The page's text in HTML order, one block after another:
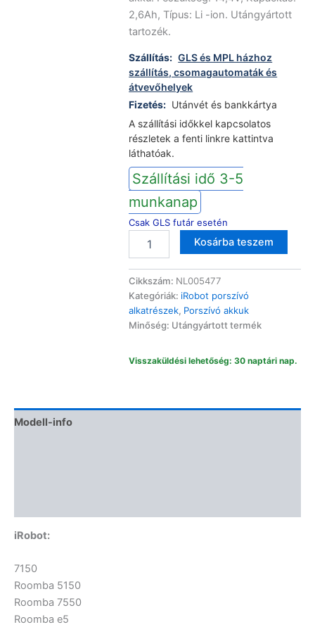
2,6Ah, Típus: Li -ion. Utángyártott
tartozék.
Szállítás: GLS és MPL házhoz
szállítás, csomagautomaták és
átvevőhelyek
Fizetés: Utánvét és bankkártya
A szállítási időkkel kapcsolatos
részletek a fenti linkre kattintva
láthatóak.
Szállítási idő 3-5
munkanap
Csak GLS futár esetén
Roomba
akkumulátor
2600
mAh
e5/e6/i3/i3+/i7/i7+/i8/i8+
mennyiség
Kosárba teszem
Cikkszám: NL005477
Kategóriák: iRobot porszívó
alkatrészek, Porszívó akkuk
Minőség: Utángyártott termék
Visszaküldési lehetőség: 30 naptári nap.
Modell-info
iRobot:
7150
Roomba 5150
Roomba 7550
Roomba e5